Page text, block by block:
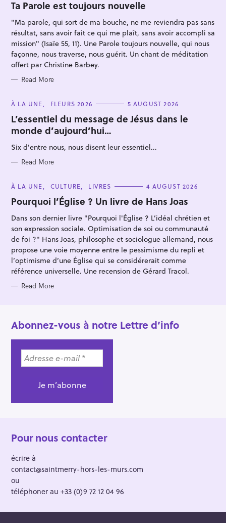
O
R
E
Ta Parole est toujours nouvelle
"Ma parole, qui sort de ma bouche, ne me reviendra pas sans
résultat, sans avoir fait ce qui me plaît, sans avoir accompli sa
mission" (Isaïe 55, 11). Une Parole toujours nouvelle, qui nous
façonne, nous traverse, nous guérit. Un chant de méditation
offert par Christine Barbey.
Read More
C
T
E
G
O
R
I
S
À LA UNE FLEURS 2026 5 AUGUST 2026
L’essentiel du message de Jésus dans le
monde d’aujourd’hui…
Six d'entre nous, nous disent leur essentiel...
Read More
C
T
E
O
I
E
S
À LA UNE CULTURE LIVRES 4 AUGUST 2026
Pourquoi l’Église ? Un livre de Hans Joas
Dans son dernier livre "Pourquoi l'Église ? L’idéal chrétien et
son expression sociale. Optimisation de soi ou communauté
de foi ?" Hans Joas, philosophe et sociologue allemand, nous
propose une voie moyenne entre le pessimisme du repli et
l’optimisme d’une Église qui se considérerait comme
référence universelle. Une recension de Gérard Tracol.
Read More
Abonnez-vous à notre Lettre d’info
Pour nous contacter
écrire à
contact@saintmerry-hors-les-murs.com
ou
téléphoner au +33 (0)9 72 12 04 96